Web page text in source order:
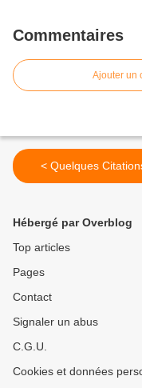
Commentaires
Ajouter un
< Quelques
Hébergé par Overblog
Top articles
Pages
Contact
Signaler un abus
C.G.U.
Cookies et données